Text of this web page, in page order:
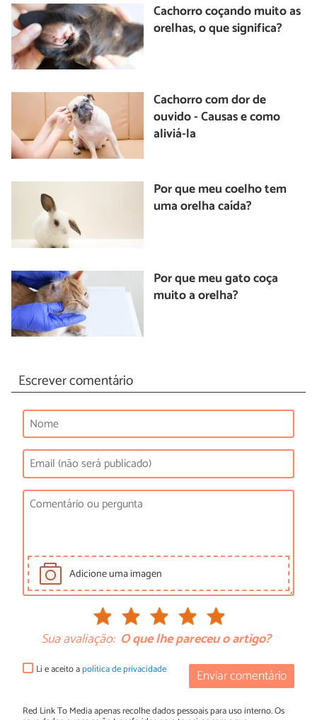
Cachorro coçando muito as
orelhas, o que significa?
Cachorro com dor de
ouvido - Causas e como
aliviá-la
Por que meu coelho tem
uma orelha caída?
Por que meu gato coça
muito a orelha?
Escrever comentário
Adicione uma imagen
Sua avaliação: O que lhe pareceu o artigo?
Enviar comentário
Li e aceito apolítica de privacidade
Red Link To Media apenas recolhe dados pessoais para uso interno. Os